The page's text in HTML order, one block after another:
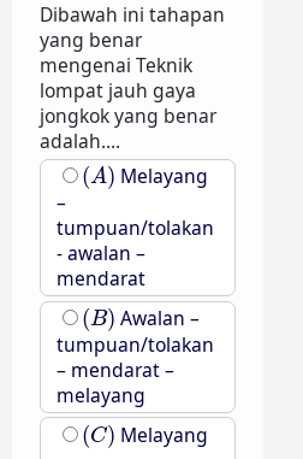
Dibawah ini tahapan
yang benar
mengenai Teknik
lompat jauh gaya
jongkok yang benar
adalah....
(A)
(A) Melayang
–
tumpuan/tolakan
- awalan –
mendarat
(B)
(B) Awalan –
tumpuan/tolakan
– mendarat –
melayang
(C)
(C) Melayang